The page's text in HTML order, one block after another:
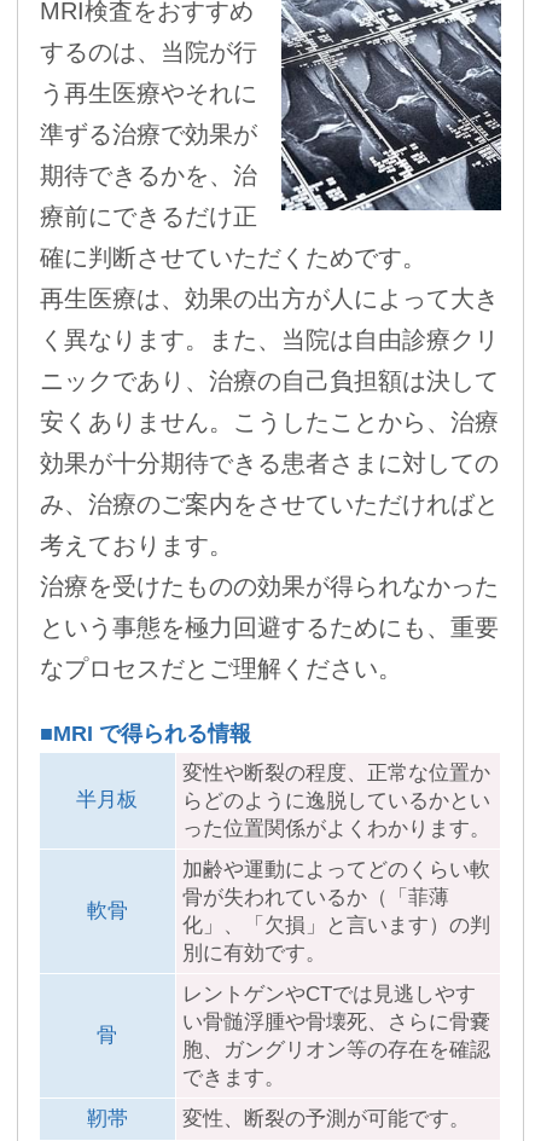
MRI検査をおすすめ
するのは、当院が行
う再生医療やそれに
準ずる治療で効果が
期待できるかを、治
療前にできるだけ正
確に判断させていただくためです。
再生医療は、効果の出方が人によって大き
く異なります。また、当院は自由診療クリ
ニックであり、治療の自己負担額は決して
安くありません。こうしたことから、治療
効果が十分期待できる患者さまに対しての
み、治療のご案内をさせていただければと
考えております。
治療を受けたものの効果が得られなかった
という事態を極力回避するためにも、重要
なプロセスだとご理解ください。
■MRI で得られる情報
半月板
変性や断裂の程度、正常な位置か
らどのように逸脱しているかとい
った位置関係がよくわかります。
軟骨
加齢や運動によってどのくらい軟
骨が失われているか（「菲薄
化」、「欠損」と言います）の判
別に有効です。
骨
レントゲンやCTでは見逃しやす
い骨髄浮腫や骨壊死、さらに骨嚢
胞、ガングリオン等の存在を確認
できます。
靭帯
変性、断裂の予測が可能です。